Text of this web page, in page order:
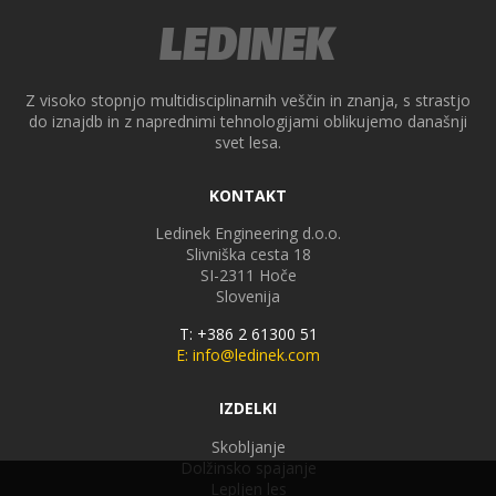
Z visoko stopnjo multidisciplinarnih veščin in znanja, s strastjo
do iznajdb in z naprednimi tehnologijami oblikujemo današnji
svet lesa.
KONTAKT
Ledinek Engineering d.o.o.
Slivniška cesta 18
SI-2311 Hoče
Slovenija
T: +386 2 61300 51
E: info@ledinek.com
IZDELKI
Skobljanje
Dolžinsko spajanje
Lepljen les